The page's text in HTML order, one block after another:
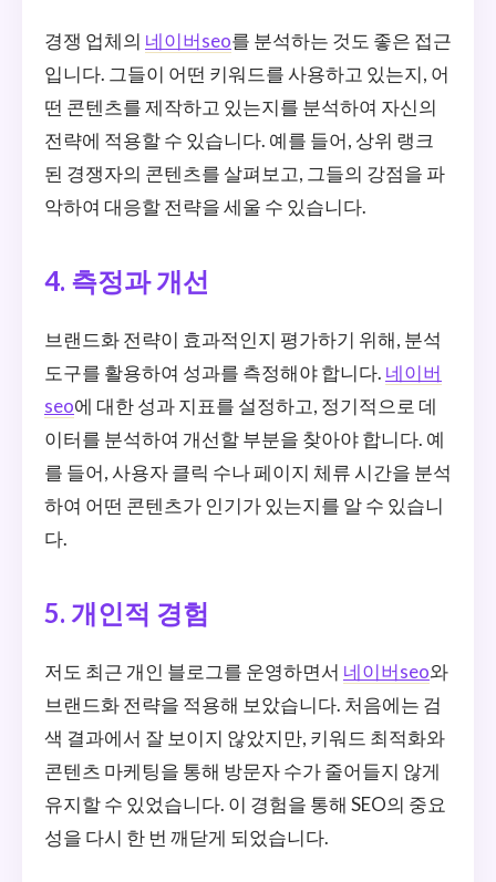
경쟁 업체의 네이버seo를 분석하는 것도 좋은 접근
입니다. 그들이 어떤 키워드를 사용하고 있는지, 어
떤 콘텐츠를 제작하고 있는지를 분석하여 자신의
전략에 적용할 수 있습니다. 예를 들어, 상위 랭크
된 경쟁자의 콘텐츠를 살펴보고, 그들의 강점을 파
악하여 대응할 전략을 세울 수 있습니다.
4. 측정과 개선
브랜드화 전략이 효과적인지 평가하기 위해, 분석
도구를 활용하여 성과를 측정해야 합니다. 네이버
seo에 대한 성과 지표를 설정하고, 정기적으로 데
이터를 분석하여 개선할 부분을 찾아야 합니다. 예
를 들어, 사용자 클릭 수나 페이지 체류 시간을 분석
하여 어떤 콘텐츠가 인기가 있는지를 알 수 있습니
다.
5. 개인적 경험
저도 최근 개인 블로그를 운영하면서 네이버seo와
브랜드화 전략을 적용해 보았습니다. 처음에는 검
색 결과에서 잘 보이지 않았지만, 키워드 최적화와
콘텐츠 마케팅을 통해 방문자 수가 줄어들지 않게
유지할 수 있었습니다. 이 경험을 통해 SEO의 중요
성을 다시 한 번 깨닫게 되었습니다.